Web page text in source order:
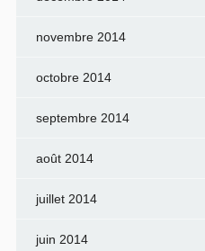
novembre 2014
octobre 2014
septembre 2014
août 2014
juillet 2014
juin 2014